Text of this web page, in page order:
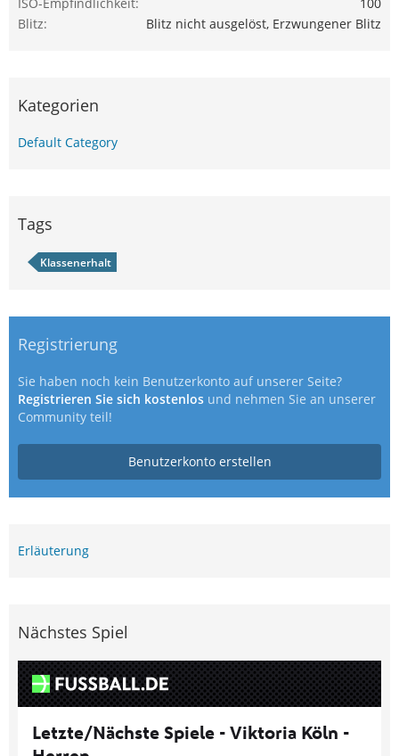
Blitz
Blitz nicht ausgelöst, Erzwungener Blitz
Kategorien
Default Category
Tags
Klassenerhalt
Registrierung
Sie haben noch kein Benutzerkonto auf unserer Seite?
Registrieren Sie sich kostenlos und nehmen Sie an unserer
Community teil!
Benutzerkonto erstellen
Erläuterung
Nächstes Spiel